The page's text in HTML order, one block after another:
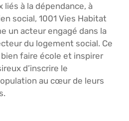
liés à la dépendance, à
social, 1001 Vies Habitat
un acteur engagé dans la
du logement social. Ce
faire école et inspirer
d’inscrire le
au cœur de leurs